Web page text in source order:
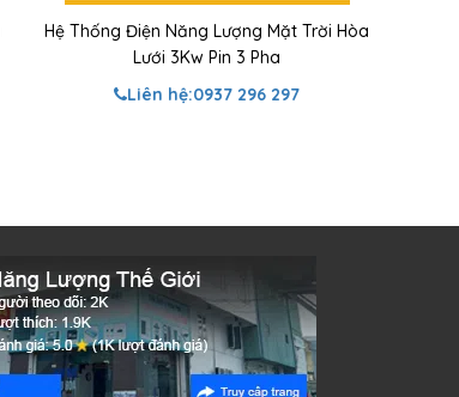
Hệ Thống Điện Năng Lượng Mặt Trời Hòa
Lưới 3Kw Pin 3 Pha
Liên hệ:0937 296 297